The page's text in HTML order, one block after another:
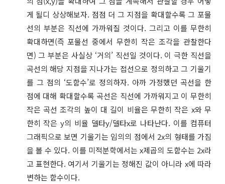
게 될디 상상해보자. 점점 더 그 지점을 확대할수록 그 포물
선의 부분은 직선에 가까워질 것이다. 그리고 이를 무한히
확대하면(즉 포물선 중에서 무한히 작은 조각을 관찰한다
면) 그 부분은 사실상 ‘거의’ 직선일 것이다. 이 극한 직선을
곡선의 해당 지점을 지나가는 접선으로 정의하고 그 기울기
를 그 점의 ‘도함수’로 정의하자. 아까 가정했던 곡선을 한
점에 대해 확대할수록 곡선은 직선에 가까워지고 이 무한히
작은 곡선 조각의 높이 대 길이 비율은 무한히 작은 x와 무
한히 작은 y의 비율 델타y/델타x로 나타난다. 이를 컴퓨터
그래픽으로 보면 기울기는 임의의 점에서 2x의 형태를 가짐
을 볼 수 있다. 이를 미적분학에서는 x제곱의 도함수는 2x라
고 표현한다. 여기서 기울기는 정해진 값이 아니라 x에 따라
변하는 함수이다.